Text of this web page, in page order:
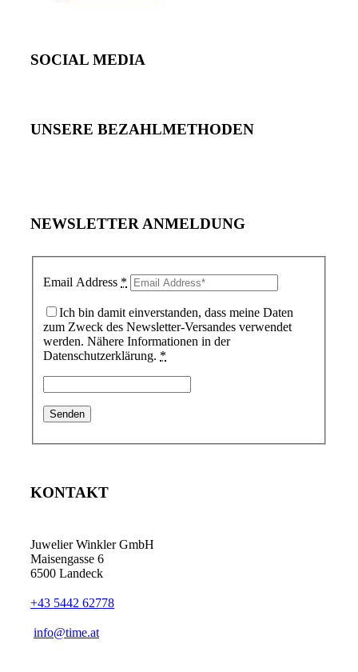
SOCIAL MEDIA
UNSERE BEZAHLMETHODEN
NEWSLETTER ANMELDUNG
Email Address *
Ich bin damit einverstanden, dass meine Daten
zum Zweck des Newsletter-Versandes verwendet
werden. Nähere Informationen in der
Datenschutzerklärung. *
KONTAKT
Juwelier Winkler GmbH
Maisengasse 6
6500 Landeck
+43 5442 62778
info@time.at